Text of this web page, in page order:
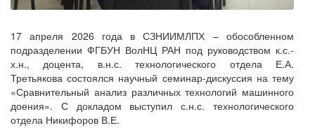
17 апреля 2026 года в СЗНИИМЛПХ – обособленном
подразделении ФГБУН ВолНЦ РАН под руководством к.с.-
х.н., доцента, в.н.с. технологического отдела Е.А.
Третьякова состоялся научный семинар-дискуссия на тему
«Сравнительный анализ различных технологий машинного
доения». С докладом выступил с.н.с. технологического
отдела Никифоров В.Е.